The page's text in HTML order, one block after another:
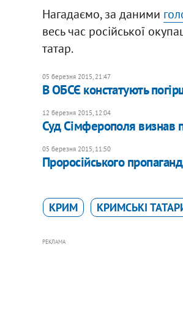
Нагадаємо, за даними
весь час російської
татар.
05 березня 2015, 21:47
В ОБСЄ констатують
12 березня 2015, 12:04
Суд Сімферополя визнав
05 березня 2015, 11:50
Проросійського
КРИМ КРИМСЬКІ
РЕКЛАМА